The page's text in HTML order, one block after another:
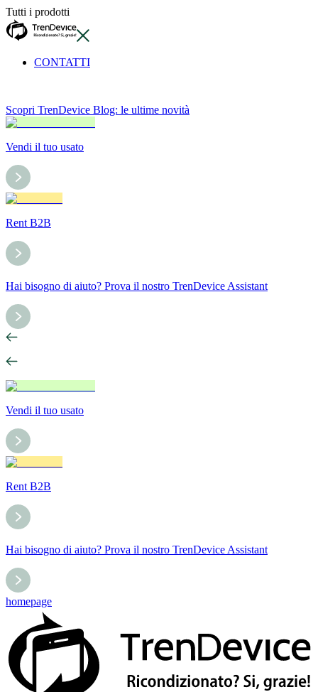
Tutti i prodotti
CONTATTI
Scopri TrenDevice Blog: le ultime novità
Vendi il tuo usato
Rent B2B
Hai bisogno di aiuto? Prova il nostro TrenDevice Assistant
Vendi il tuo usato
Rent B2B
Hai bisogno di aiuto? Prova il nostro TrenDevice Assistant
homepage